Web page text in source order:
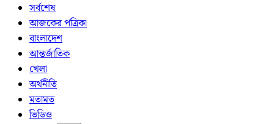
সর্বশেষ
আজকের পত্রিকা
বাংলাদেশ
আন্তর্জাতিক
খেলা
অর্থনীতি
মতামত
ভিডিও